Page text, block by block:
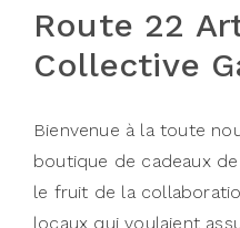
Route 22
Collective
Bienvenue à la toute
boutique de cadeaux
le fruit de la
locaux qui voulaient